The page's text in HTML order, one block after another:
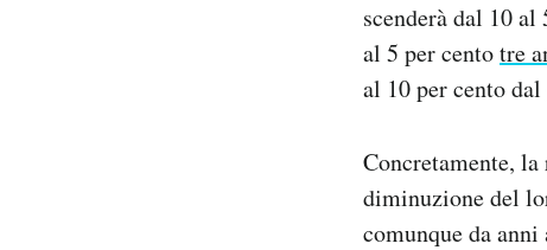
scenderà dal 10
al 5 per centotre
al 10 per cento
Concretamente,
diminuzione del
comunque da